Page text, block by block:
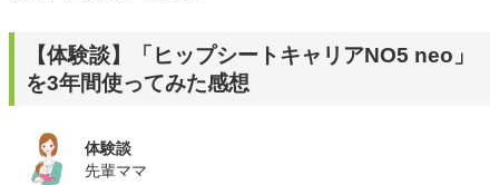
【体験談】「ヒップシートキャリアNO5 neo」
を3年間使ってみた感想
体験談
先輩ママ